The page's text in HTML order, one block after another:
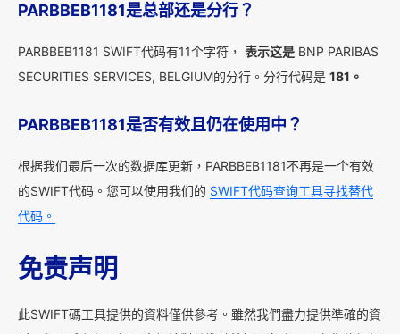
PARBBEB1181是总部还是分行？
PARBBEB1181 SWIFT代码有11个字符， 表示这是 BNP PARIBAS
SECURITIES SERVICES, BELGIUM的分行。分行代码是 181。
PARBBEB1181是否有效且仍在使用中？
根据我们最后一次的数据库更新，PARBBEB1181不再是一个有效
的SWIFT代码。您可以使用我们的 SWIFT代码查询工具寻找替代
代码。
免责声明
此SWIFT碼工具提供的資料僅供參考。雖然我們盡力提供準確的資